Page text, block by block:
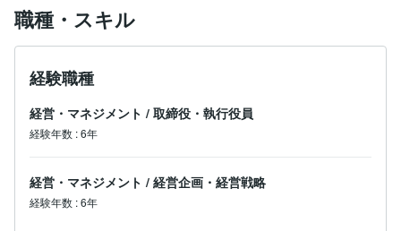
職種・スキル
経験職種
経営・マネジメント / 取締役・執行役員
経験年数 :6年
経営・マネジメント / 経営企画・経営戦略
経験年数 :6年